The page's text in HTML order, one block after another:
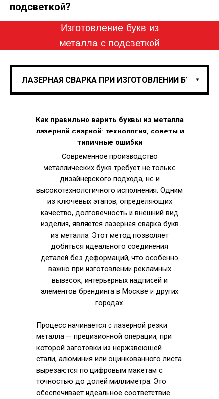
подсветкой?
Изготовление букв из
металла с подсветкой
Как правильно варить буквы из металла
лазерной сваркой: технология, советы и
типичные ошибки
Современное производство
металлических букв требует не только
дизайнерского подхода, но и
высокотехнологичного исполнения. Одним
из ключевых этапов, определяющих
качество, долговечность и внешний вид
изделия, является лазерная сварка букв
из металла. Этот метод позволяет
добиться идеального соединения
деталей без деформаций, что особенно
важно при изготовлении рекламных
вывесок, интерьерных надписей и
элементов брендинга в Москве и других
городах.
Процесс начинается с лазерной резки
металла — прецизионной операции, при
которой заготовки из нержавеющей
стали, алюминия или оцинкованного листа
вырезаются по цифровым макетам с
точностью до долей миллиметра. Это
обеспечивает идеальное соответствие